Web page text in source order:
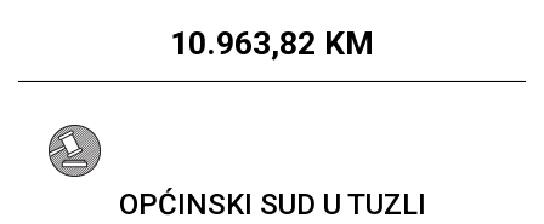
10.963,82 KM
OPĆINSKI SUD U TUZLI